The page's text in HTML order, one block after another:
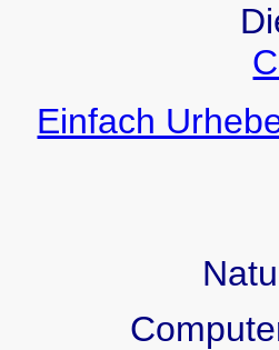
Einfach